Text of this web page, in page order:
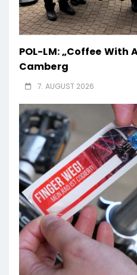
POL-LM: „Coffee With
Camberg
7. AUGUST 2026